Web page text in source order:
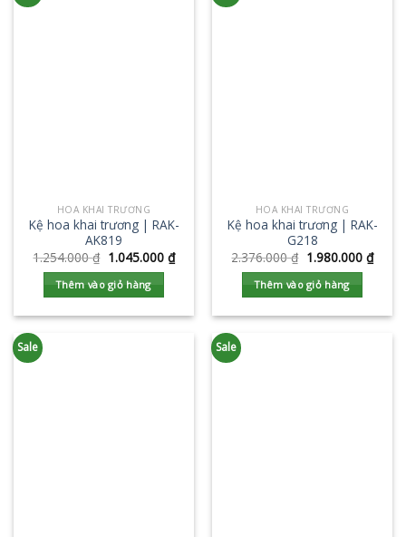
HOA KHAI TRƯƠNG
Kệ hoa khai trương | RAK-
AK819
1.254.000₫ 1.045.000 ₫
Thêm vào giỏ hàng
HOA KHAI TRƯƠNG
Kệ hoa khai trương | RAK-
G218
2.376.000₫ 1.980.000 ₫
Thêm vào giỏ hàng
Sale Sale